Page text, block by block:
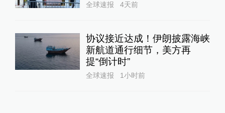
全球速报 4天前
协议接近达成！伊朗披露海峡
新航道通行细节，美方再
提“倒计时”
全球速报 1小时前